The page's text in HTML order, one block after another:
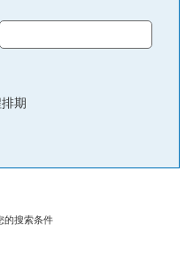
估
Date Picker
期
的搜索条件